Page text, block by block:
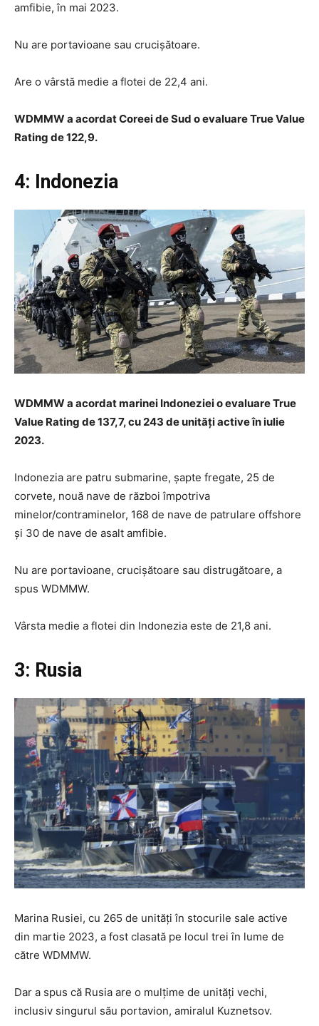
amfibie, în mai 2023.
Nu are portavioane sau crucișătoare.
Are o vârstă medie a flotei de 22,4 ani.
WDMMW a acordat Coreei de Sud o evaluare True Value
Rating de 122,9.
4: Indonezia
WDMMW a acordat marinei Indoneziei o evaluare True
Value Rating de 137,7, cu 243 de unități active în iulie
2023.
Indonezia are patru submarine, șapte fregate, 25 de
corvete, nouă nave de război împotriva
minelor/contraminelor, 168 de nave de patrulare offshore
și 30 de nave de asalt amfibie.
Nu are portavioane, crucișătoare sau distrugătoare, a
spus WDMMW.
Vârsta medie a flotei din Indonezia este de 21,8 ani.
3: Rusia
Marina Rusiei, cu 265 de unități în stocurile sale active
din martie 2023, a fost clasată pe locul trei în lume de
către WDMMW.
Dar a spus că Rusia are o mulțime de unități vechi,
inclusiv singurul său portavion, amiralul Kuznetsov.